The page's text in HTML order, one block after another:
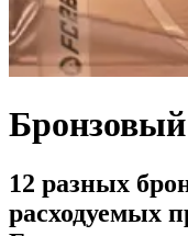
12 разных
расходуемых